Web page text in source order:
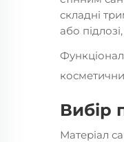
складні
або
Вибір
Матеріал